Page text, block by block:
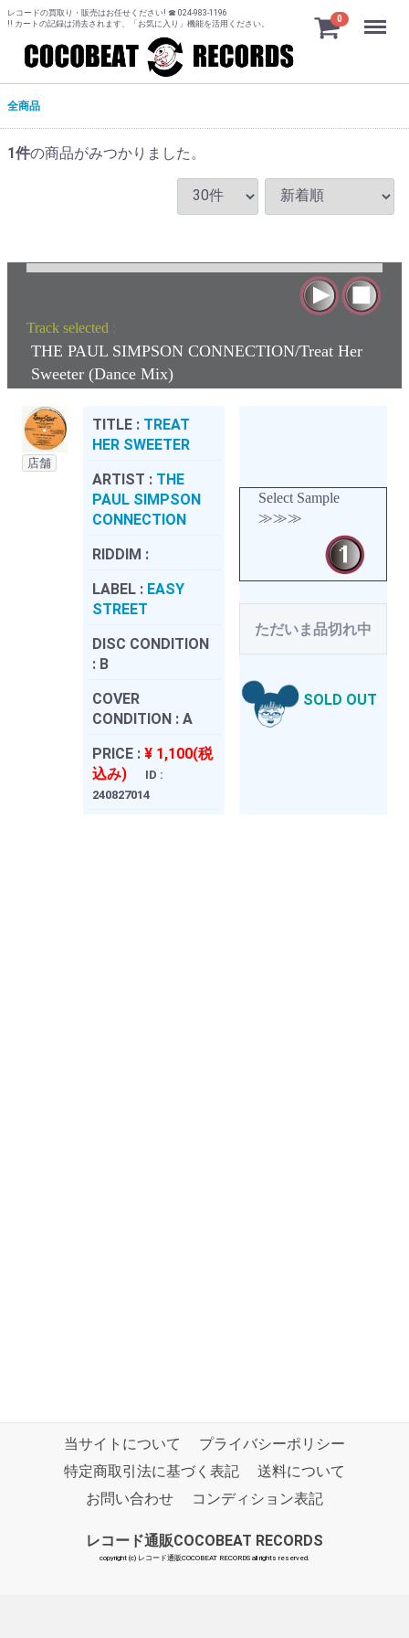
レコードの買取り・販売はお任せください! ☎ 024-983-1196
!! カートの記録は消去されます、「お気に入り」機能を活用ください。
0 Menu
全商品
1件の商品がみつかりました。
Track selected :
THE PAUL SIMPSON CONNECTION/Treat Her
Sweeter (Dance Mix)
店舗
TITLE : TREAT
HER SWEETER
ARTIST : THE
PAUL SIMPSON
CONNECTION
RIDDIM :
LABEL : EASY
STREET
DISC CONDITION
: B
COVER
CONDITION : A
PRICE : ¥ 1,100(税
込み)
ID :
240827014
Select Sample
≫≫≫
ただいま品切れ中
SOLD OUT
当サイトについて
プライバシーポリシー
特定商取引法に基づく表記
送料について
お問い合わせ
コンディション表記
レコード通販COCOBEAT RECORDS
copyright (c) レコード通販COCOBEAT RECORDS all rights reserved.